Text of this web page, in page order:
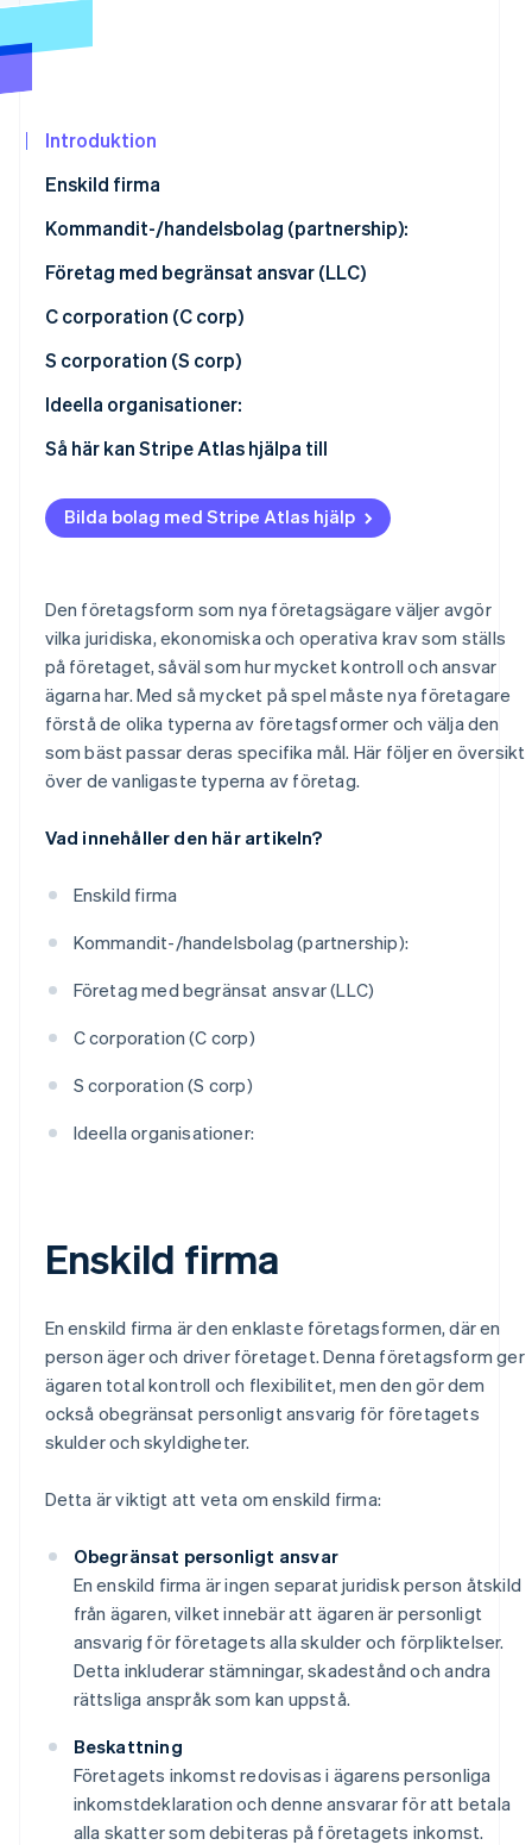
Identitetsverifiering online
Introduktion
Enskild firma
Kommandit-/handelsbolag (partnership):
Företag med begränsat ansvar (LLC)
C corporation (C corp)
S corporation (S corp)
Ideella organisationer:
Så här kan Stripe Atlas hjälpa till
Ta emot betalningar och banktjänster innan ditt EIN
Kontantfritt aktieköp för grundare
Automatisk deklaration för val av skatt enligt 83(b)
Juridiska dokument för företag i världsklass
Ett kostnadsfritt år med Stripe Payments, plus
50 000 USD i partnerkrediter och rabatter
Bilda bolag med Stripe Atlas hjälp
Den företagsform som nya företagsägare väljer avgör
vilka juridiska, ekonomiska och operativa krav som ställs
på företaget, såväl som hur mycket kontroll och ansvar
ägarna har. Med så mycket på spel måste nya företagare
förstå de olika typerna av företagsformer och välja den
som bäst passar deras specifika mål. Här följer en översikt
över de vanligaste typerna av företag.
Vad innehåller den här artikeln?
Enskild firma
Kommandit-/handelsbolag (partnership):
Företag med begränsat ansvar (LLC)
C corporation (C corp)
S corporation (S corp)
Ideella organisationer:
Enskild firma
En enskild firma är den enklaste företagsformen, där en
person äger och driver företaget. Denna företagsform ger
ägaren total kontroll och flexibilitet, men den gör dem
också obegränsat personligt ansvarig för företagets
skulder och skyldigheter.
Detta är viktigt att veta om enskild firma:
Obegränsat personligt ansvar
En enskild firma är ingen separat juridisk person åtskild
från ägaren, vilket innebär att ägaren är personligt
ansvarig för företagets alla skulder och förpliktelser.
Detta inkluderar stämningar, skadestånd och andra
rättsliga anspråk som kan uppstå.
Beskattning
Företagets inkomst redovisas i ägarens personliga
inkomstdeklaration och denne ansvarar för att betala
alla skatter som debiteras på företagets inkomst.